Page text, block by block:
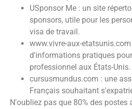
USponsor Me : un site
sponsors, utile pour les
visa de travail.
www.vivre-aux-
d'informations pratiques
professionnel aux États-Unis.
cursusmundus.com : une
Français souhaitant
N'oubliez pas que 80% des postes